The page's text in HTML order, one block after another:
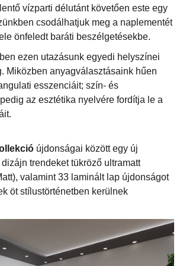
vízparti délutánt követően este egy
csodálhatjuk meg a naplementét
önfeledt baráti beszélgetésekbe.
ezen utazásunk egyedi helyszínei
Miközben anyagválasztásaink hűen
esszenciáit; szín- és
az esztétika nyelvére fordítja le a
újdonságai között egy új
trendeket tükröző ultramatt
valamint 33 laminált lap újdonságot
öt stílustörténetben kerülnek